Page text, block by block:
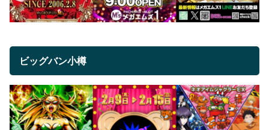
ビッグバン小樽